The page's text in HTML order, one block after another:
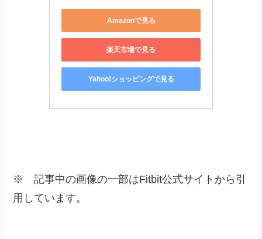
Amazonで見る
楽天市場で見る
Yahoo!ショッピングで見る
※ 記事中の画像の一部はFitbit公式サイトから引
用しています。